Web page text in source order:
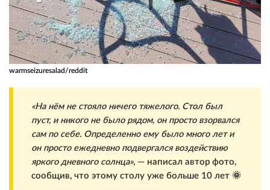
warmseizuresalad/reddit
«На нём не стояло ничего тяжелого. Стол был
пуст, и никого не было рядом, он просто взорвался
сам по себе. Определенно ему было много лет и
он просто ежедневно подвергался воздействию
яркого дневного солнца», — написал автор фото,
сообщив, что этому столу уже больше 10 лет 🌞